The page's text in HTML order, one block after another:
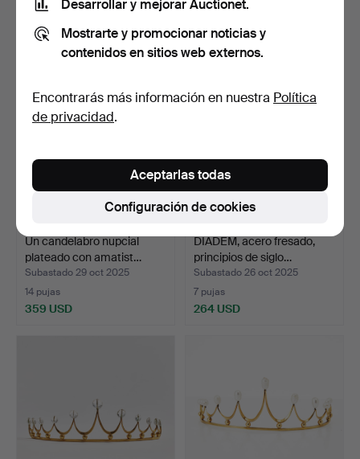
127 USD 48 USD
Un candelabro nupcial
plateado con amatist…
Subastado 29 oct 2025
14 pujas
359 USD
DIADEM, acero fresado,
principios de siglo…
Subastado 26 oct 2025
7 pujas
264 USD
Desarrollar y mejorar Auctionet.
Mostrarte y promocionar noticias y
contenidos en sitios web externos.
Encontrarás más información en nuestra Política
de privacidad.
Configuración de cookies
Aceptarlas todas